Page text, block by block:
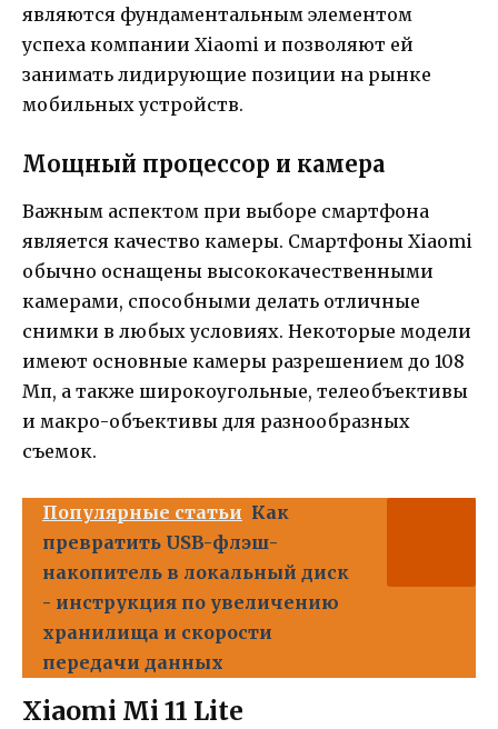
являются фундаментальным элементом
успеха компании Xiaomi и позволяют ей
занимать лидирующие позиции на рынке
мобильных устройств.
Мощный процессор и камера
Важным аспектом при выборе смартфона
является качество камеры. Смартфоны Xiaomi
обычно оснащены высококачественными
камерами, способными делать отличные
снимки в любых условиях. Некоторые модели
имеют основные камеры разрешением до 108
Мп, а также широкоугольные, телеобъективы
и макро-объективы для разнообразных
съемок.
Популярные статьи Как
превратить USB-флэш-
накопитель в локальный диск
- инструкция по увеличению
хранилища и скорости
передачи данных
Xiaomi Mi 11 Lite